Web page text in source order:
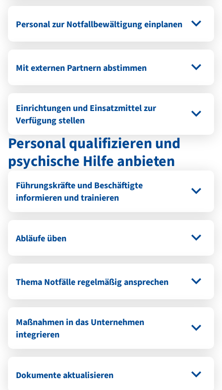
Personal zur Notfallbewältigung einplanen
Mit externen Partnern abstimmen
Einrichtungen und Einsatzmittel zur
Verfügung stellen
Personal qualifizieren und
psychische Hilfe anbieten
Führungskräfte und Beschäftigte
informieren und trainieren
Abläufe üben
Thema Notfälle regelmäßig ansprechen
Maßnahmen in das Unternehmen
integrieren
Dokumente aktualisieren